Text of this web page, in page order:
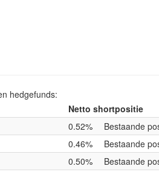
hedgefunds:
Netto shortpositie
0.52%
Bestaande
0.46%
Bestaande
0.50%
Bestaande